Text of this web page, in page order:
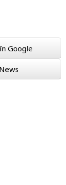
Google